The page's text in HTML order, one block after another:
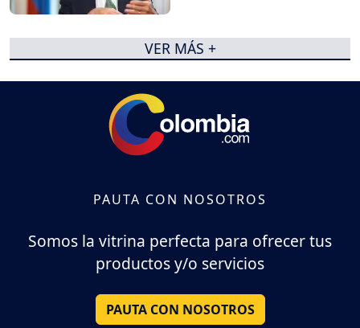
VER MÁS +
PAUTA CON NOSOTROS
Somos la vitrina perfecta para ofrecer tus
productos y/o servicios
PAUTA CON NOSOTROS